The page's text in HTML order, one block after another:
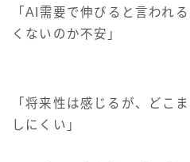
「AI需要で伸びると言われ
くないのか不安」
「将来性は感じるが、どこ
しにくい」